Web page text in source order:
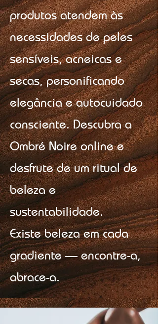
produtos atendem às
necessidades de peles
sensíveis, acneicas e
secas, personificando
elegância e autocuidado
consciente. Descubra a
Ombré Noire online e
desfrute de um ritual de
beleza e
sustentabilidade.
Existe beleza em cada
gradiente — encontre-a,
abrace-a.